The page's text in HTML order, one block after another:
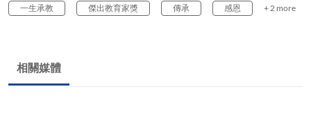
一生承教 傑出教育家獎 傳承 感恩 + 2 more
相關媒體